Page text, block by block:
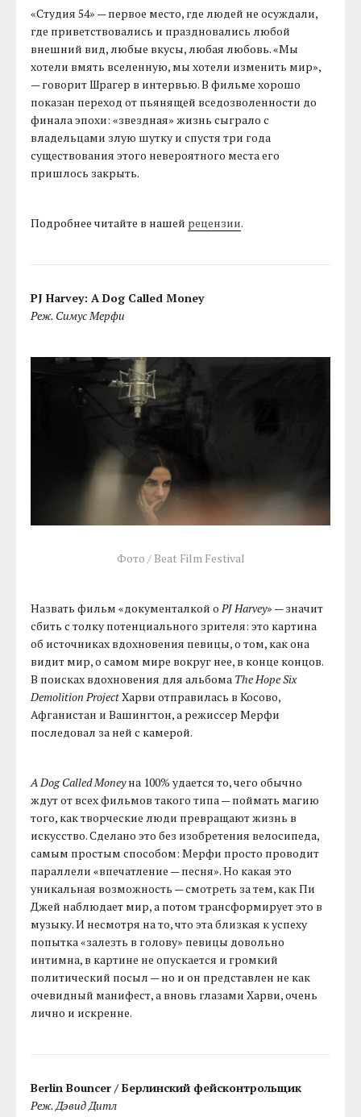
«Студия 54» — первое место, где людей не осуждали,
где приветствовались и праздновались любой
внешний вид, любые вкусы, любая любовь. «Мы
хотели вмять вселенную, мы хотели изменить мир»,
— говорит Шрагер в интервью. В фильме хорошо
показан переход от пьянящей вседозволенности до
финала эпохи: «звездная» жизнь сыграло с
владельцами злую шутку и спустя три года
существования этого невероятного места его
пришлось закрыть.
Подробнее читайте в нашей рецензии.
PJ Harvey: A Dog Called Money
Реж. Симус Мерфи
Фото / Beat Film Festival
Назвать фильм «документалкой оPJ Harvey» — значит
сбить с толку потенциального зрителя: это картина
об источниках вдохновения певицы, о том, как она
видит мир, о самом мире вокруг нее, в конце концов.
В поисках вдохновения для альбома The Hope Six
Demolition ProjectХарви отправилась в Косово,
Афганистан и Вашингтон, а режиссер Мерфи
последовал за ней с камерой.
A Dog Called Moneyна 100% удается то, чего обычно
ждут от всех фильмов такого типа — поймать магию
того, как творческие люди превращают жизнь в
искусство. Сделано это без изобретения велосипеда,
самым простым способом: Мерфи просто проводит
параллели «впечатление — песня». Но какая это
уникальная возможность — смотреть за тем, как Пи
Джей наблюдает мир, а потом трансформирует это в
музыку. И несмотря на то, что эта близкая к успеху
попытка «залезть в голову» певицы довольно
интимна, в картине не опускается и громкий
политический посыл — но и он представлен не как
очевидный манифест, а вновь глазами Харви, очень
лично и искренне.
Berlin Bouncer / Берлинский фейсконтрольщик
Реж. Дэвид Дитл